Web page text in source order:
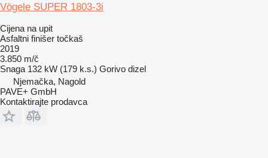
Vögele SUPER 1803-3i
Cijena na upit
Asfaltni finišer točkaš
2019
3.850 m/č
Snaga 132 kW (179 k.s.) Gorivo dizel
Njemačka, Nagold
PAVE+ GmbH
Kontaktirajte prodavca